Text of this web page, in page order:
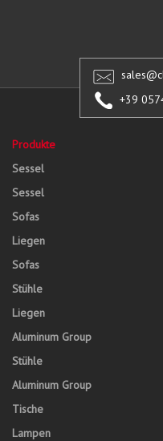
+39
Produkte
Sessel
Sessel
Sofas
Liegen
Sofas
Stühle
Liegen
Aluminum Group
Stühle
Aluminum Group
Tische
Lampen